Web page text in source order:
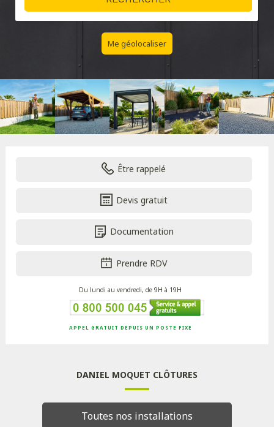
Me géolocaliser
Être rappelé
Devis gratuit
Documentation
Prendre RDV
Du lundi au vendredi, de 9H à 19H
APPEL GRATUIT DEPUIS UN POSTE FIXE
DANIEL MOQUET CLÔTURES
Toutes nos installations